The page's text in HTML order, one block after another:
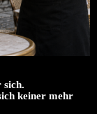
sich.
keiner mehr